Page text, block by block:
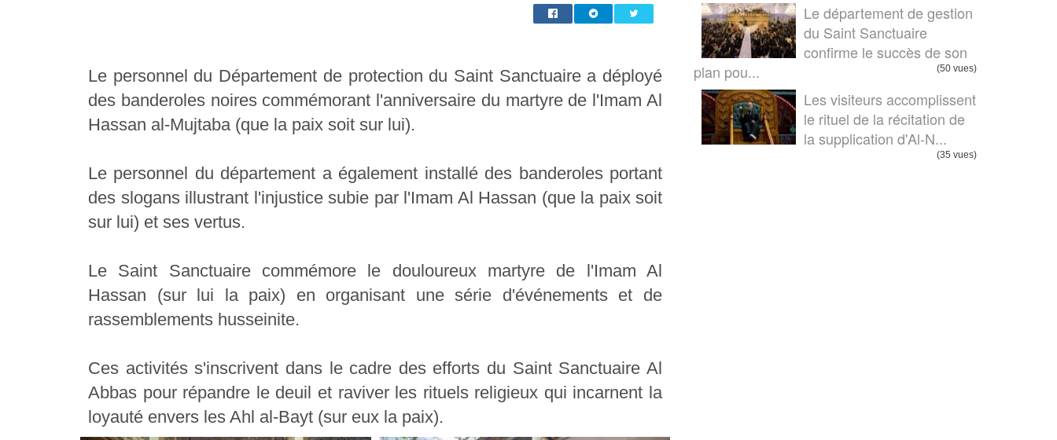
Le personnel du Département de protection du Saint Sanctuaire a déployé
des banderoles noires commémorant l'anniversaire du martyre de l'Imam Al
Hassan al-Mujtaba (que la paix soit sur lui).
Le personnel du département a également installé des banderoles portant
des slogans illustrant l'injustice subie par l'Imam Al Hassan (que la paix soit
sur lui) et ses vertus.
Le Saint Sanctuaire commémore le douloureux martyre de l'Imam Al
Hassan (sur lui la paix) en organisant une série d'événements et de
rassemblements husseinite.
Ces activités s'inscrivent dans le cadre des efforts du Saint Sanctuaire Al
Abbas pour répandre le deuil et raviver les rituels religieux qui incarnent la
loyauté envers les Ahl al-Bayt (sur eux la paix).
Le département de gestion
du Saint Sanctuaire
confirme le succès de son
plan pou...
(50 vues)
Les visiteurs accomplissent
le rituel de la récitation de
la supplication d'Al-N...
(35 vues)